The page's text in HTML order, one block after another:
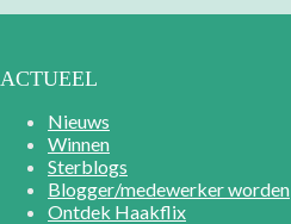
ACTUEEL
Nieuws
Winnen
Sterblogs
Blogger/medewerker worden
Ontdek Haakflix